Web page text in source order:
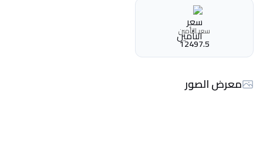
سعر التأمين
12497.5
معرض الصور